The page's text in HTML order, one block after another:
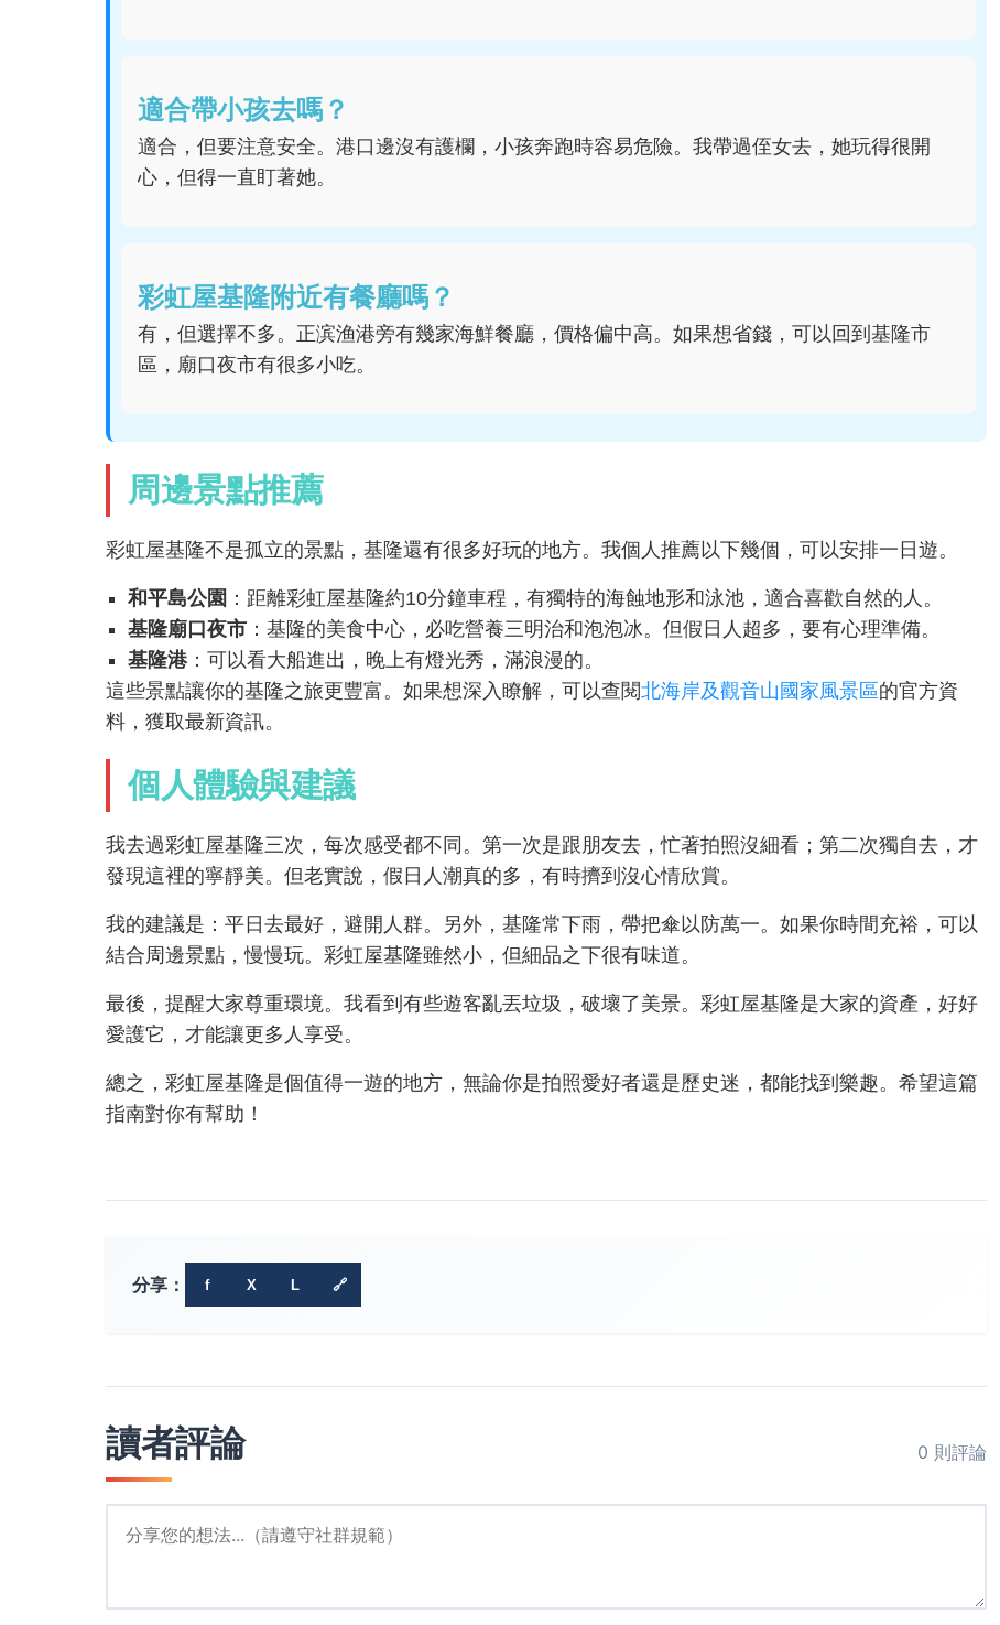
適合帶小孩去嗎？
適合，但要注意安全。港口邊沒有護欄，小孩奔跑時容易危險。我帶過侄女去，她玩得很開
心，但得一直盯著她。
彩虹屋基隆附近有餐廳嗎？
有，但選擇不多。正滨渔港旁有幾家海鮮餐廳，價格偏中高。如果想省錢，可以回到基隆市
區，廟口夜市有很多小吃。
周邊景點推薦
彩虹屋基隆不是孤立的景點，基隆還有很多好玩的地方。我個人推薦以下幾個，可以安排一日遊。
和平島公園 ：距離彩虹屋基隆約10分鐘車程，有獨特的海蝕地形和泳池，適合喜歡自然的人。
基隆廟口夜市 ：基隆的美食中心，必吃營養三明治和泡泡冰。但假日人超多，要有心理準備。
基隆港：可以看大船進出，晚上有燈光秀，滿浪漫的。
這些景點讓你的基隆之旅更豐富。如果想深入瞭解，可以查閱北海岸及觀音山國家風景區的官方資
料，獲取最新資訊。
個人體驗與建議
我去過彩虹屋基隆三次，每次感受都不同。第一次是跟朋友去，忙著拍照沒細看；第二次獨自去，才
發現這裡的寧靜美。但老實說，假日人潮真的多，有時擠到沒心情欣賞。
我的建議是：平日去最好，避開人群。另外，基隆常下雨，帶把傘以防萬一。如果你時間充裕，可以
結合周邊景點，慢慢玩。彩虹屋基隆雖然小，但細品之下很有味道。
最後，提醒大家尊重環境。我看到有些遊客亂丟垃圾，破壞了美景。彩虹屋基隆是大家的資產，好好
愛護它，才能讓更多人享受。
總之，彩虹屋基隆是個值得一遊的地方，無論你是拍照愛好者還是歷史迷，都能找到樂趣。希望這篇
指南對你有幫助！
分享： f X L 🔗
讀者評論 0 則評論